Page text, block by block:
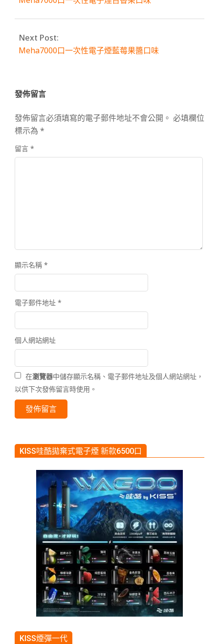
Next Post:
Meha7000口一次性電子煙藍莓果醬口味
發佈留言
發佈留言必須填寫的電子郵件地址不會公開。 必填欄位
標示為 *
留言 *
顯示名稱 *
電子郵件地址 *
個人網站網址
在瀏覽器中儲存顯示名稱、電子郵件地址及個人網站網址，
以供下次發佈留言時使用。
KISS哇酷拋棄式電子煙 新款6500口
KISS煙彈一代